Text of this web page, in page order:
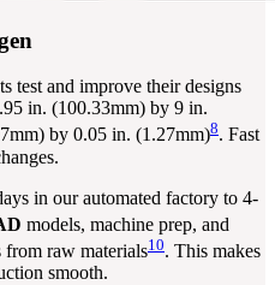
test and improve their designs
in. (100.33mm) by 9 in.
by 0.05 in. (1.27mm)8. Fast
in our automated factory to 4-
models, machine prep, and
from raw materials10. This makes
smooth.